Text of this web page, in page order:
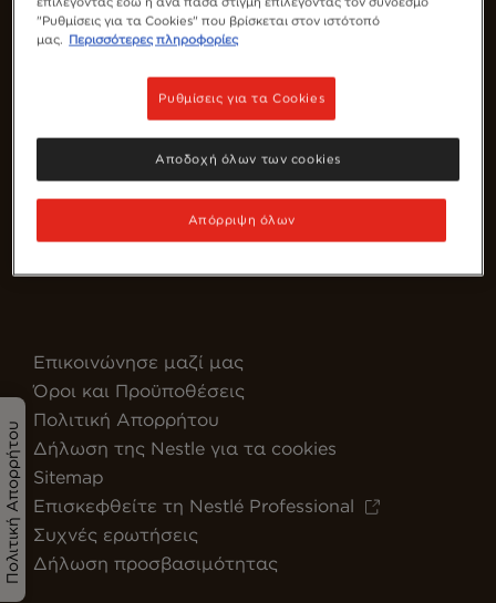
Πολιτική Απορρήτου
Επικοινώνησε μαζί μας
Όροι και Προϋποθέσεις
Πολιτική Απορρήτου
Δήλωση της Nestle για τα cookies
Sitemap
Επισκεφθείτε τη Nestlé Professional
Συχνές ερωτήσεις
Δήλωση προσβασιμότητας
"Ρυθμίσεις για τα Cookies" που βρίσκεται στον ιστότοπό
μας. Περισσότερες πληροφορίες
Ρυθμίσεις για τα Cookies
Απόρριψη όλων
Αποδοχή όλων των cookies